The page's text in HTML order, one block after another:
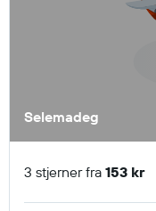
Selemadeg
3 stjerner fra 153 kr